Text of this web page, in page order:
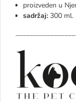
proizveden u
sadržaj: 300 ml.